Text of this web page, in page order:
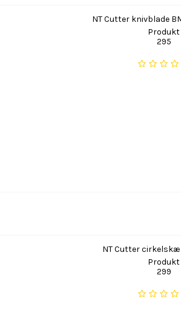
NT Cutter knivblade
Produkt
295
NT Cutter
Produkt
299